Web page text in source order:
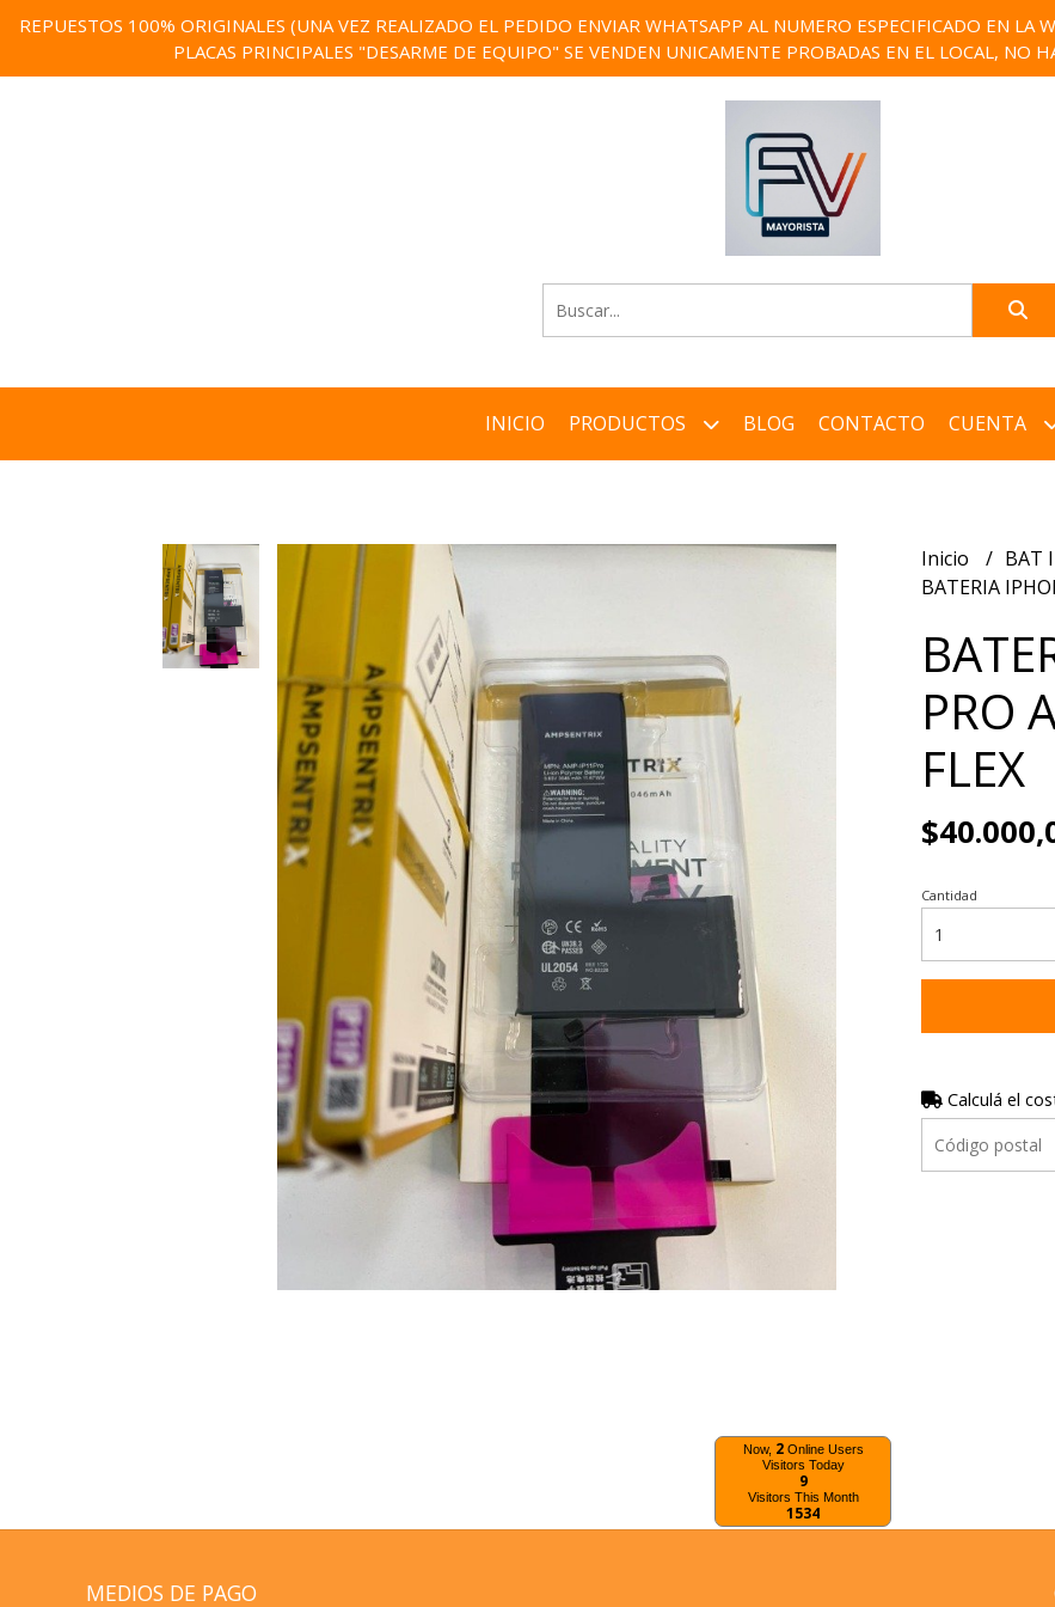
REPUESTOS 100% ORIGINALES (UNA VEZ REALIZADO EL PEDIDO ENVIAR WHATSAPP AL NUMERO ESPECIFICADO EN
PLACAS PRINCIPALES "DESARME DE EQUIPO" SE VENDEN UNICAMENTE PROBADAS EN EL LOCAL, NO
INICIO PRODUCTOS BLOG CONTACTO CUENTA
Inicio
BAT
BATERIA
PRO
FLEX
Cantidad
Calculá el
Now, 2Online Users
Visitors Today
9
Visitors This Month
1534
MEDIOS DE PAGO